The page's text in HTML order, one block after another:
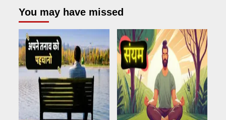
You may have missed